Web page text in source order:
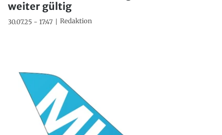
weiter gültig
30.07.25 - 17:47 Redaktion